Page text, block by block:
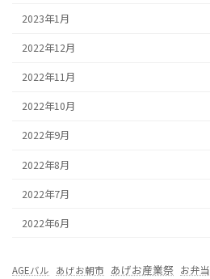
2023年1月
2022年12月
2022年11月
2022年10月
2022年9月
2022年8月
2022年7月
2022年6月
AGEバル あげお朝市 あげお産業祭 お弁当